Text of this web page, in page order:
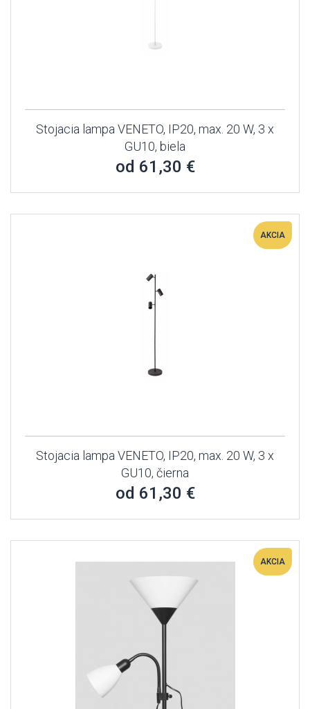
Stojacia lampa VENETO, IP20, max. 20 W, 3 x
GU10, biela
od 61,30 €
AKCIA
Stojacia lampa VENETO, IP20, max. 20 W, 3 x
GU10, čierna
od 61,30 €
AKCIA